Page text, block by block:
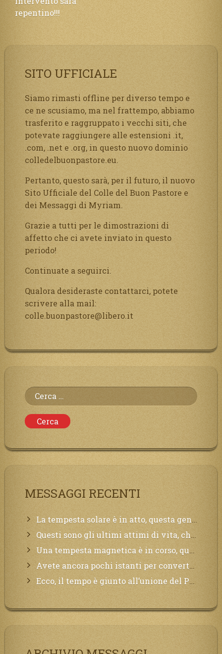
repentino!!!
SITO UFFICIALE
Siamo rimasti offline per diverso tempo e
ce ne scusiamo, ma nel frattempo, abbiamo
trasferito e raggruppato i vecchi siti, che
potevate raggiungere alle estensioni .it,
.com, .net e .org, in questo nuovo dominio
colledelbuonpastore.eu.
Pertanto, questo sarà, per il futuro, il nuovo
Sito Ufficiale del Colle del Buon Pastore e
dei Messaggi di Myriam.
Grazie a tutti per le dimostrazioni di
affetto che ci avete inviato in questo
periodo!
Continuate a seguirci.
Qualora desideraste contattarci, potete
scrivere alla mail:
colle.buonpastore@libero.it
Ricerca
per:
MESSAGGI RECENTI
La tempesta solare è in atto, questa generazione soffrirà molto, la Terra arderà, l’acqua sarà contaminata, il cibo non sarà più nelle vostre mense.
Questi sono gli ultimi attimi di vita, chi si vuole salvare Mi chiami in suo aiuto.
Una tempesta magnetica è in corso, questa generazione patirà. Il black out non tarderà ad arrivare e tutta la Terra sarà oscurata.
Avete ancora pochi istanti per convertirvi, non perdete tempo, la sciagura arriverà all’improvviso e per chi non si sarà preparato saranno dolori.
Ecco, il tempo è giunto all’unione del Padre con il figlio, non avete che da attendere pochissimo.